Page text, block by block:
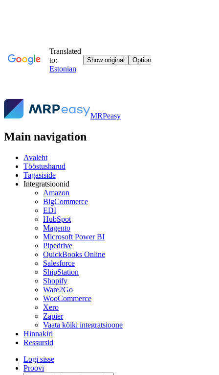
MRPeasy
Main navigation
Avaleht
Tööstusharud
Tagasiside
Integratsioonid
Amazon
BigCommerce
EDI
HubSpot
Magento
Microsoft Power BI
Pipedrive
QuickBooks Online
Salesforce
ShipStation
Shopify
Ware2Go
WooCommerce
Xero
Zapier
Vaata kõiki integratsioone
Hinnakiri
Ressursid
Logi sisse
Proovi